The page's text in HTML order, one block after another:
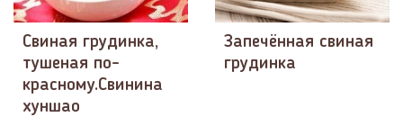
Свиная грудинка,
тушеная по-
красному.Свинина
хуншао
Запечённая свиная
грудинка